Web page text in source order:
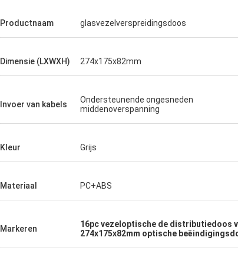
Productnaam glasvezelverspreidingsdoos
Dimensie (LXWXH) 274x175x82mm
Invoer van kabels
Ondersteunende ongesneden
middenoverspanning
Kleur Grijs
Materiaal PC+ABS
Markeren 16pc vezeloptische de distributiedoos
274x175x82mm optische